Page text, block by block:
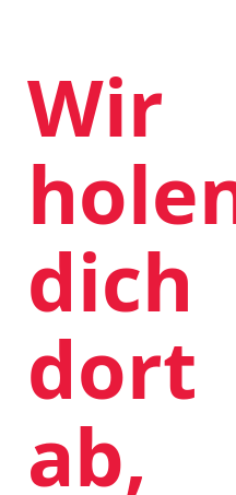
Wir
dich
dort
ab,